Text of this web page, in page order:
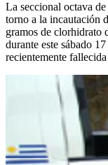
La seccional octava
torno a la incautación
gramos de clorhidrato
durante este sábado
recientemente